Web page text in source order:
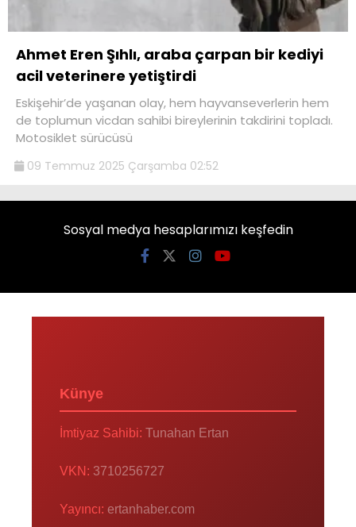
Ahmet Eren Şıhlı, araba çarpan bir kediyi
acil veterinere yetiştirdi
Eskişehir’de yaşanan olay, hem hayvanseverlerin hem
de toplumun vicdan sahibi bireylerinin takdirini topladı.
Motosiklet sürücüsü
09 Temmuz 2025 Çarşamba 02:52
Sosyal medya hesaplarımızı keşfedin
Künye
İmtiyaz Sahibi: Tunahan Ertan
VKN: 3710256727
Yayıncı: ertanhaber.com